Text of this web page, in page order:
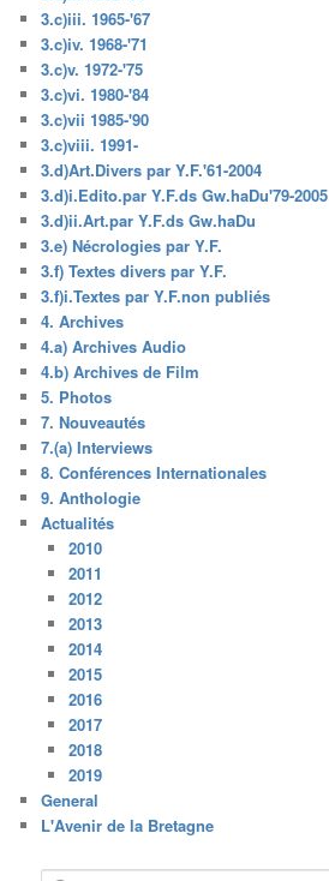
3.c)iii. 1965-'67
3.c)iv. 1968-'71
3.c)v. 1972-'75
3.c)vi. 1980-'84
3.c)vii 1985-'90
3.c)viii. 1991-
3.d)Art.Divers par Y.F.'61-2004
3.d)i.Edito.par Y.F.ds Gw.haDu'79-2005
3.d)ii.Art.par Y.F.ds Gw.haDu
3.e) Nécrologies par Y.F.
3.f) Textes divers par Y.F.
3.f)i.Textes par Y.F.non publiés
4. Archives
4.a) Archives Audio
4.b) Archives de Film
5. Photos
7. Nouveautés
7.(a) Interviews
8. Conférences Internationales
9. Anthologie
Actualités
2010
2011
2012
2013
2014
2015
2016
2017
2018
2019
General
L'Avenir de la Bretagne